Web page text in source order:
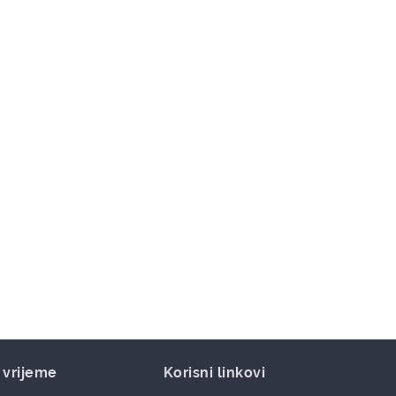
vrijeme Korisni linkovi